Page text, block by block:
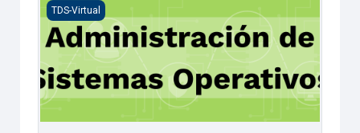
Administración de Sistemas Operativos
TDS-Virtual